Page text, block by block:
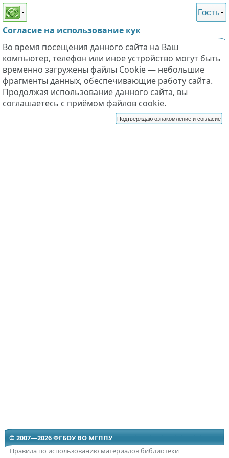
Этот сайт поддерживает
слабовидящих
Гость
Согласие на использование кук
Во время посещения данного сайта на Ваш
компьютер, телефон или иное устройство могут быть
временно загружены файлы Cookie — небольшие
фрагменты данных, обеспечивающие работу сайта.
Продолжая использование данного сайта, вы
соглашаетесь с приёмом файлов cookie.
Подтверждаю ознакомление и согласие
© 2007—2026 ФГБОУ ВО МГППУ
Правила по использованию материалов библиотеки